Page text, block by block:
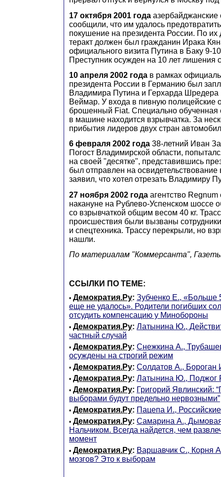
17 октября 2001 года
сообщили, что им удалось
покушение на президента России. По
теракт должен был гражданин Ирака
официального визита Путина в Баку 9-
Преступник осужден на 10 лет лишения
10 апреля 2002 года в рамках
президента России в Германию был
Владимира Путина и Герхарда Шредера
Веймар. У входа в пивную полицейские
брошенный Fiat. Специально обученная
в машине находится взрывчатка. За
прибытия лидеров двух стран
6 февраля 2002 года 38-летний Иван
Погост Владимирской области,
на своей "десятке", представившись
был отправлен на освидетельствование
заявил, что хотел отрезать Владимиру
27 ноября 2002 года агентство
накануне на Рублево-Успенском шоссе
со взрывчаткой общим весом 40 кг.
происшествия были вызваны
и спецтехника. Трассу перекрыли, но
нашли.
По материалам "Коммерсанта",
ССЫЛКИ ПО ТЕМЕ:
• Демократия.Ру: Зубченко Е., «Больше
еще не удалось». Родители погибших
отсудить компенсацию у Минобороны
• Демократия.Ру: Латынина Ю.,
частный случай
• Демократия.Ру: Снежкина А.,
осуждены на строгий режим
• Демократия.Ру: Солдатов А., Бороган
• Демократия.Ру: Латынина Ю., Поджог
• Демократия.Ру: Григорий Явлинский:
выборами будут предельно нервозными”
• Демократия.Ру: Пацепа И.,
• Демократия.Ру: Самарина А.,
Нальчиком. Всегда найдется, чем
момент
• Демократия.Ру: Варшавчик С., Корня
мозгов? Это к выборам